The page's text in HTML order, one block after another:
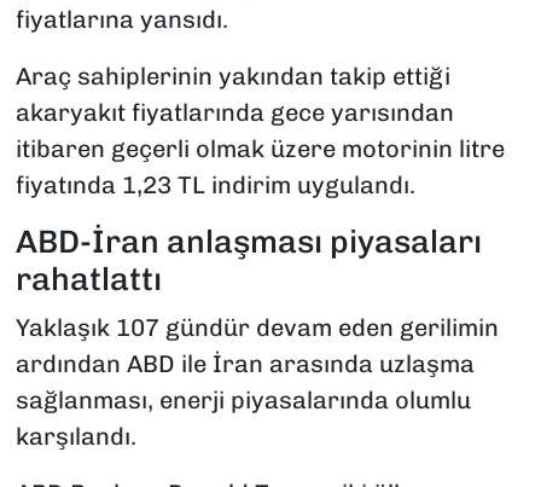
fiyatlarına yansıdı.
Araç sahiplerinin yakından takip ettiği
akaryakıt fiyatlarında gece yarısından
itibaren geçerli olmak üzere motorinin litre
fiyatında 1,23 TL indirim uygulandı.
ABD-İran anlaşması piyasaları
rahatlattı
Yaklaşık 107 gündür devam eden gerilimin
ardından ABD ile İran arasında uzlaşma
sağlanması, enerji piyasalarında olumlu
karşılandı.